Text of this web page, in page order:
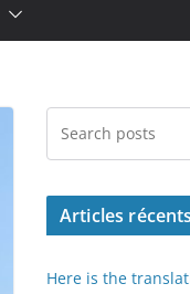
Articles récents
Here is the